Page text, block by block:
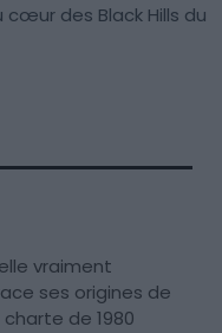
des Black Hills du
vraiment
ses origines de
de 1980